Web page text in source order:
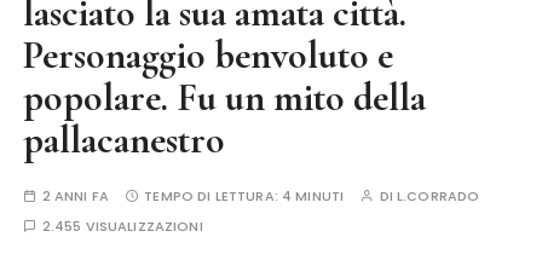
lasciato la sua amata città.
Personaggio benvoluto e
popolare. Fu un mito della
pallacanestro
2 ANNI FA TEMPO DI LETTURA: 4 MINUTI DI L.CORRADO
2.455 VISUALIZZAZIONI